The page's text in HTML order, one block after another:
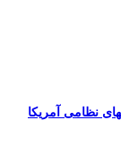
نظامی آمریکا